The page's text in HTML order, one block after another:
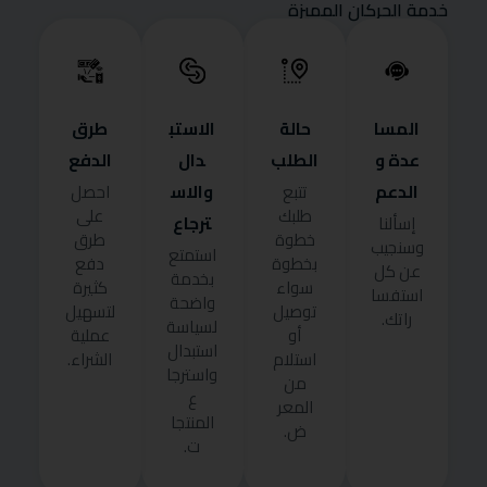
خدمة الحركان المميزة
المسا
عدة و
الدعم
إسألنا
وسنجيب
عن كل
استفسا
راتك.
حالة
الطلب
تتبع
طلبك
خطوة
بخطوة
سواء
توصيل
أو
استلام
من
المعر
ض.
الاستب
دال
والاس
ترجاع
استمتع
بخدمة
واضحة
لسياسة
استبدال
واسترجا
ع
المنتجا
ت.
طرق
الدفع
احصل
على
طرق
دفع
كثيرة
لتسهيل
عملية
الشراء.